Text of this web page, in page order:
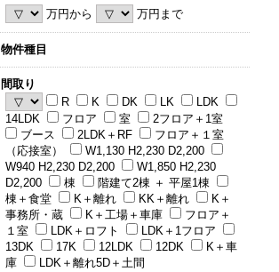
万円から 万円まで
物件種目
間取り
R
K DK LK
LDK
14LDK
フロア 室
2フロア＋1室
ブース
2LDK＋RF
フロア＋１室
（応接室）
W1,130 H2,230 D2,200
W940 H2,230 D2,200
W1,850 H2,230
D2,200
棟
階建て2棟 ＋ 平屋1棟
棟＋食堂
K＋離れ KK＋離れ
K＋
事務所・蔵
K＋工場＋車庫
フロア＋
１室
LDK＋ロフト
LDK＋1フロア
13DK
17K 12LDK 12DK
K＋車
庫
LDK＋離れ5D＋土間